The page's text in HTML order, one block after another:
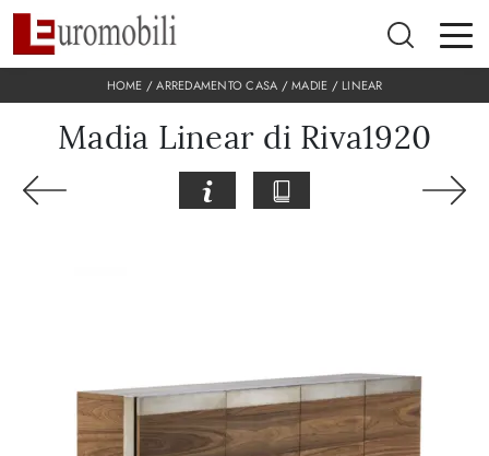
HOME /ARREDAMENTO CASA /MADIE / LINEAR
Madia Linear di Riva1920